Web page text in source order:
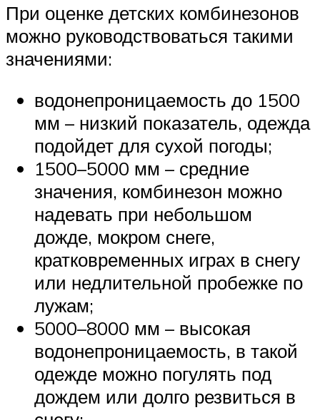
При оценке детских комбинезонов
можно руководствоваться такими
значениями:
водонепроницаемость до 1500
мм – низкий показатель, одежда
подойдет для сухой погоды;
1500–5000 мм – средние
значения, комбинезон можно
надевать при небольшом
дожде, мокром снеге,
кратковременных играх в снегу
или недлительной пробежке по
лужам;
5000–8000 мм – высокая
водонепроницаемость, в такой
одежде можно погулять под
дождем или долго резвиться в